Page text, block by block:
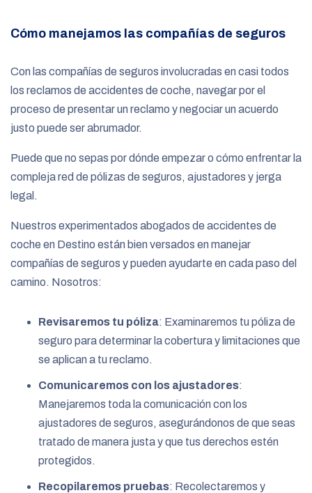
Cómo manejamos las compañías de seguros
Con las compañías de seguros involucradas en casi todos
los reclamos de accidentes de coche, navegar por el
proceso de presentar un reclamo y negociar un acuerdo
justo puede ser abrumador.
Puede que no sepas por dónde empezar o cómo enfrentar la
compleja red de pólizas de seguros, ajustadores y jerga
legal.
Nuestros experimentados abogados de accidentes de
coche en Destino están bien versados en manejar
compañías de seguros y pueden ayudarte en cada paso del
camino. Nosotros:
Revisaremos tu póliza: Examinaremos tu póliza de
seguro para determinar la cobertura y limitaciones que
se aplican a tu reclamo.
Comunicaremos con los ajustadores:
Manejaremos toda la comunicación con los
ajustadores de seguros, asegurándonos de que seas
tratado de manera justa y que tus derechos estén
protegidos.
Recopilaremos pruebas: Recolectaremos y